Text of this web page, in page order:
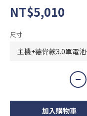
NT$5,010
尺寸
加入購物車